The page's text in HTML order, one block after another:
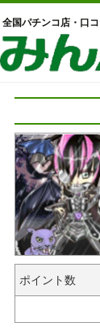
全国パチンコ店・口
ポイント数